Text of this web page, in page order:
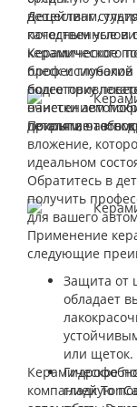
веществам,
погодным
Керамическое
блеск и
более
очистки
прилипают к
Детейлинг
качественные и
керамического
подготовку
нанесением
деталям, чтобы
Покрытие
вложение,
идеальном
Обратитесь в
получить
для вашего
Применение
следующие
Защита от
обладает
или щеток.
гладкую
Керамическое
компанией